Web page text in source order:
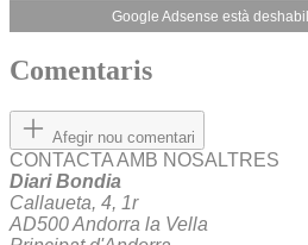
Google Adsense està
Comentaris
Afegir nou comentari
CONTACTA AMB NOSALTRES
Diari Bondia
Callaueta, 4, 1r
AD500 Andorra la Vella